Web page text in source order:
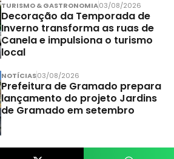
TURISMO & GASTRONOMIA03/08/2026
Decoração da Temporada de
Inverno transforma as ruas de
Canela e impulsiona o turismo
local
NOTÍCIAS03/08/2026
Prefeitura de Gramado prepara
lançamento do projeto Jardins
de Gramado em setembro